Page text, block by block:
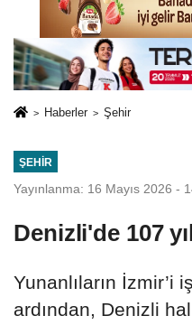
Haberler Şehir
ŞEHIR
Yayınlanma: 16 Mayıs 2026 -
Denizli'de 107
Yunanlıların İzmir’i
ardından, Denizli